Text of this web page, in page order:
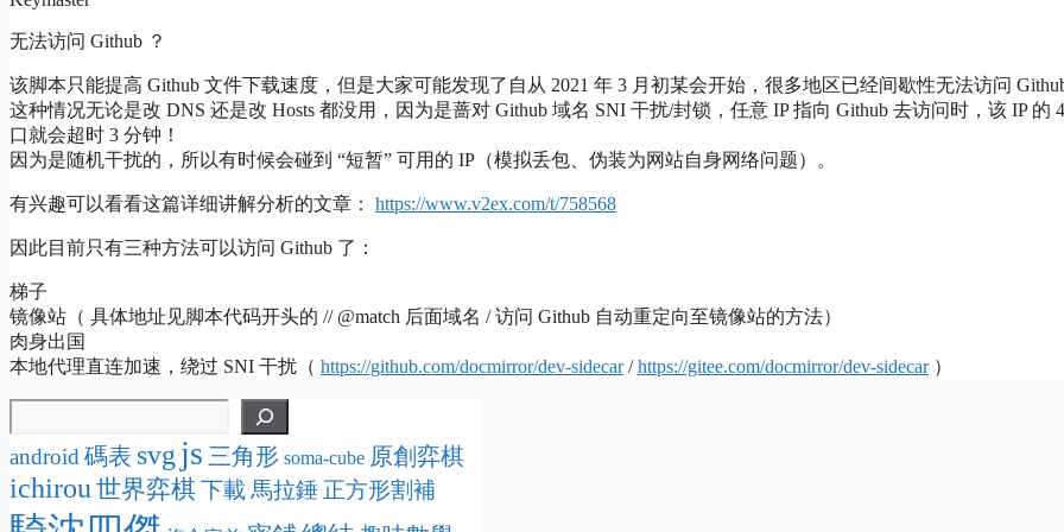
无法访问 Github ？
该脚本只能提高 Github 文件下载速度，但是大家可能发现了自从 2021 年 3 月初某会开始，很多地区已经间歇性无法访问 Github
这种情况无论是改 DNS 还是改 Hosts 都没用，因为是蔷对 Github 域名 SNI 干扰/封锁，任意 IP 指向 Github 去访问时，该 IP 的
口就会超时 3 分钟！
因为是随机干扰的，所以有时候会碰到 “短暂” 可用的 IP（模拟丢包、伪装为网站自身网络问题）。
有兴趣可以看看这篇详细讲解分析的文章： https://www.v2ex.com/t/758568
因此目前只有三种方法可以访问 Github 了：
梯子
镜像站（ 具体地址见脚本代码开头的 // @match 后面域名 / 访问 Github 自动重定向至镜像站的方法）
肉身出国
本地代理直连加速，绕过 SNI 干扰（ https://github.com/docmirror/dev-sidecar/https://gitee.com/docmirror/dev-sidecar）
android碼表 svgjs 三角形 soma-cube 原創弈棋
ichirou世界弈棋下載 馬拉錘 正方形割補